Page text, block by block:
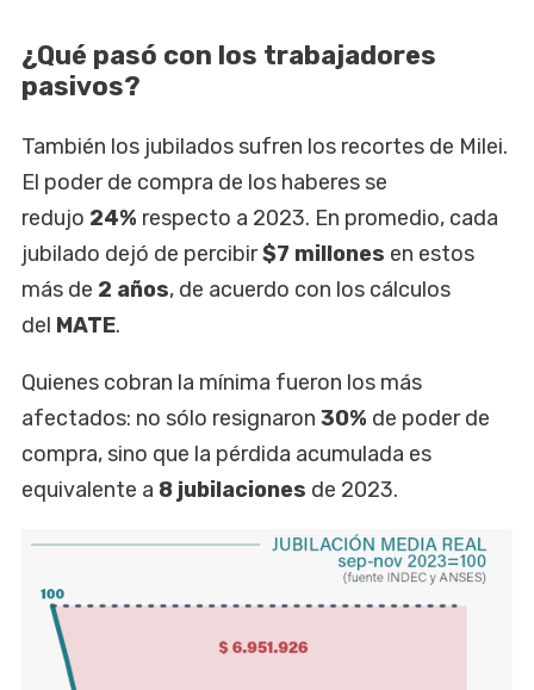
¿Qué pasó con los trabajadores
pasivos?
También los jubilados sufren los recortes de Milei.
El poder de compra de los haberes se
redujo 24% respecto a 2023. En promedio, cada
jubilado dejó de percibir$7 millones en estos
más de 2 años, de acuerdo con los cálculos
del MATE.
Quienes cobran la mínima fueron los más
afectados: no sólo resignaron 30% de poder de
compra, sino que la pérdida acumulada es
equivalente a 8 jubilaciones de 2023.